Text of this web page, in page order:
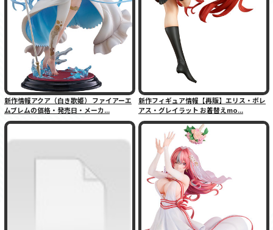
新作情報アクア（白き歌姫） ファイアーエ
ムブレムの価格・発売日・メーカ...
新作フィギュア情報【再販】エリス・ボレ
アス・グレイラット お着替えmo...